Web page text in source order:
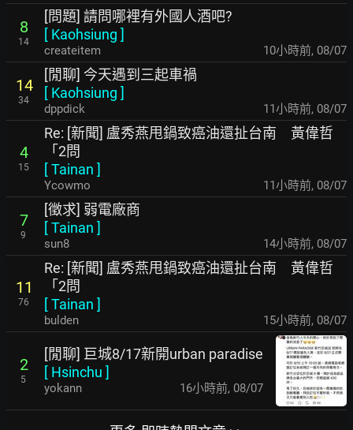
8
14
[問題] 請問哪裡有外國人酒吧?
[ Kaohsiung ]
createitem 10小時前, 08/07
14
34
[閒聊] 今天遇到三起車禍
[ Kaohsiung ]
dppdick 11小時前, 08/07
4
15
Re: [新聞] 盧秀燕甩鍋致癌油還扯台南 黃偉哲
「2問
[Tainan ]
Ycowmo 11小時前, 08/07
7
9
[徵求] 弱電廠商
[Tainan ]
sun8 14小時前, 08/07
11
76
Re: [新聞] 盧秀燕甩鍋致癌油還扯台南 黃偉哲
「2問
[Tainan ]
bulden 15小時前, 08/07
2
5
[閒聊] 巨城8/17新開urban paradise
[ Hsinchu ]
yokann 16小時前, 08/07